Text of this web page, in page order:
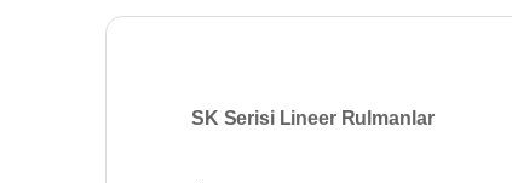
SK Serisi Lineer Rulmanlar